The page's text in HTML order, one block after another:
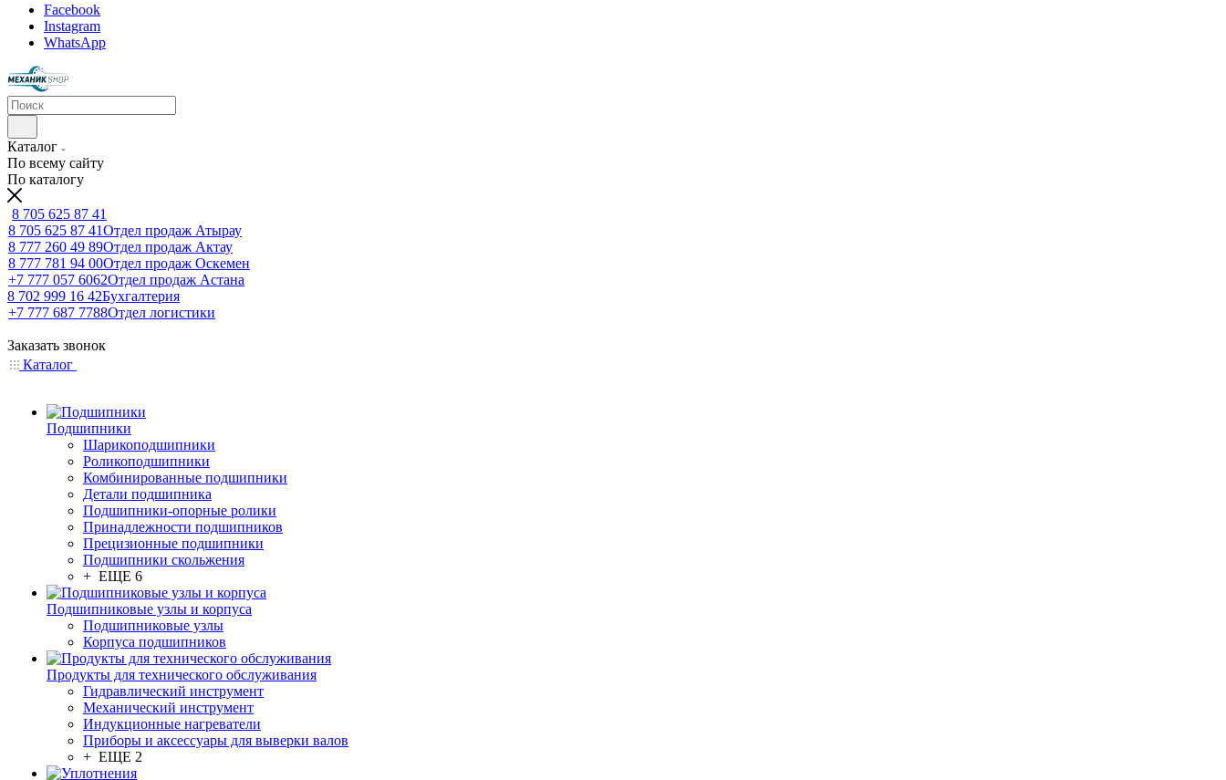
Facebook
Instagram
WhatsApp
Каталог
По всему сайту
По каталогу
8 705 625 87 41
8 705 625 87 41Отдел продаж Атырау
8 777 260 49 89Отдел продаж Актау
8 777 781 94 00Отдел продаж Оскемен
+7 777 057 6062Отдел продаж Астана
8 702 999 16 42Бухгалтерия
+7 777 687 7788Отдел логистики
Заказать звонок
Каталог
Подшипники
Шарикоподшипники
Роликоподшипники
Комбинированные подшипники
Детали подшипника
Подшипники-опорные ролики
Принадлежности подшипников
Прецизионные подшипники
Подшипники скольжения
+ ЕЩЕ 6
Подшипниковые узлы и корпуса
Подшипниковые узлы
Корпуса подшипников
Продукты для технического обслуживания
Гидравлический инструмент
Механический инструмент
Индукционные нагреватели
Приборы и аксессуары для выверки валов
+ ЕЩЕ 2